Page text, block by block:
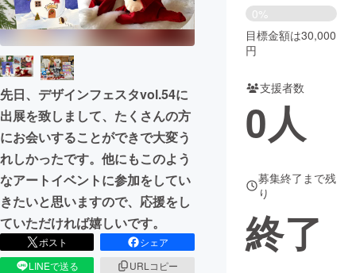
映像・映画 書籍・雑誌
ビジネス・起業
まちづくり・地域活性化
CAMPFIRE for Social Good
CAMPFIRE Creation
CAMPFIREふるさと納税machi-ya
先日、デザインフェスタvol.54に
出展を致しまして、たくさんの方
にお会いすることができで大変う
れしかったです。他にもこのよう
なアートイベントに参加をしてい
きたいと思いますので、応援をし
ていただければ嬉しいです。
ポスト
シェア
LINEで送る
URLコピー
0%
目標金額は30,000
円
支援者数
0人
募集終了まで残
り
終了